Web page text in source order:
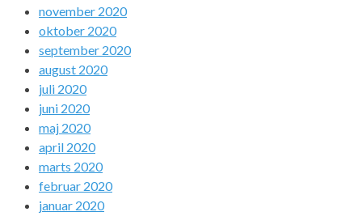
november 2020
oktober 2020
september 2020
august 2020
juli 2020
juni 2020
maj 2020
april 2020
marts 2020
februar 2020
januar 2020